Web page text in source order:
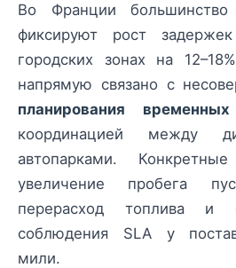
Во Франции большинство
фиксируют рост
городских зонах на
напрямую связано с
планирования
координацией между
автопарками.
увеличение пробега
перерасход топлива и
соблюдения SLA у
мили.